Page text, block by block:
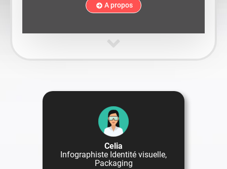
A propos
Celia
Infographiste Identité visuelle,
Packaging